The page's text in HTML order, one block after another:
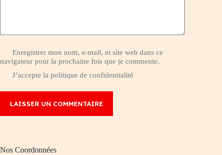
Enregistrer mon nom, e-mail, et site web dans ce
navigateur pour la prochaine fois que je commente.
J’accepte lapolitique de confidentialité
LAISSER UN COMMENTAIRE
Nos Coordonnées